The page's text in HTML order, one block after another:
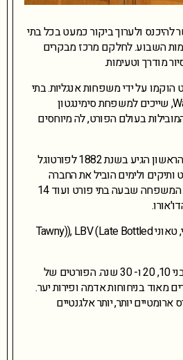
להיכנס ולערוך ביקור כמעט בכל בתי
ברוב ימות השבוע. לחלקם מרכז מבקרים
מודרך וטעימות.
הפורט הוקמו על ידי משפחות אנגליות. בתי
הפורט Graham's ו- Warre's, שייכים למשפחת סימינגטון
בעולם הפורט, לה מיוחסים
ר הפורט כולו. הסימינגטון הראשון הגיע בשנת 1882 לפורטוגל
ותיקים ולימים הוביל את החברה
לדרכה המצליחה. בבעלות המשפחה שבעה בתי פורט ועוד 14
מייצרים פה פורט לבן, רובי, טאוני Tawny)), LBV (Late Bottled
משנים אחרונות ופורטים בני 10, 20 ו- 30 שנה. הפורטים של
מאוד בניחוחות אדמה ופירות יער.
יותר, יותר אלגנטיים